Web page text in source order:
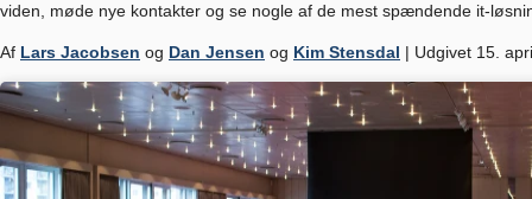
viden, møde nye kontakter og se nogle af de mest spændende it-
Af Lars Jacobsen og Dan Jensen og Kim Stensdal | Udgivet 15.